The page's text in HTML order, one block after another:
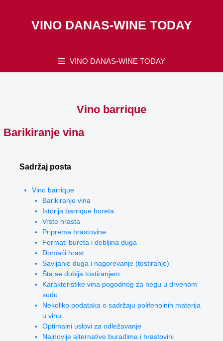
VINO DANAS-WINE TODAY
VINO DANAS-WINE TODAY
Vino barrique
Barikiranje vina
Sadržaj posta
Vino barrique
Barikiranje vina
Istorija barrique bureta
Vrste hrasta
Priprema hrastovine
Formati bureta i debljina duga
Domaći hrast
Savijanje duga i nagorevanje (tostiranje)
Šta se dobija tostiranjem
Karakteristike vina pogodnog za negu u drvenom
sudu
Nekoliko podataka o sadržaju polifenolnih materija
u vinu
Optimalni uslovi za odležavanje
Najnovije alternative buradima i hrastovini